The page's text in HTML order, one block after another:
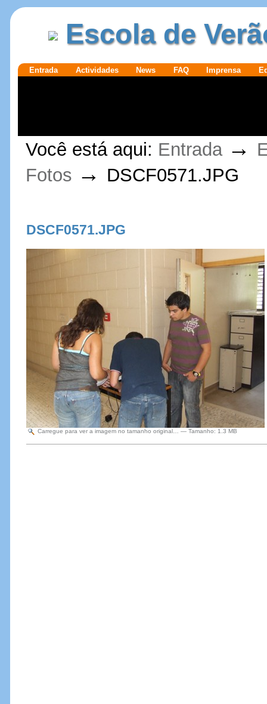
Ir para o
Escola de
SecçõesEntrada Actividades News FAQ Imprensa
Pessoais
Você está aqui: Entrada →
Fotos → DSCF0571.JPG
DSCF0571.JPG
Carregue para ver a imagem no tamanho original… — Tamanho: 1.3 MB